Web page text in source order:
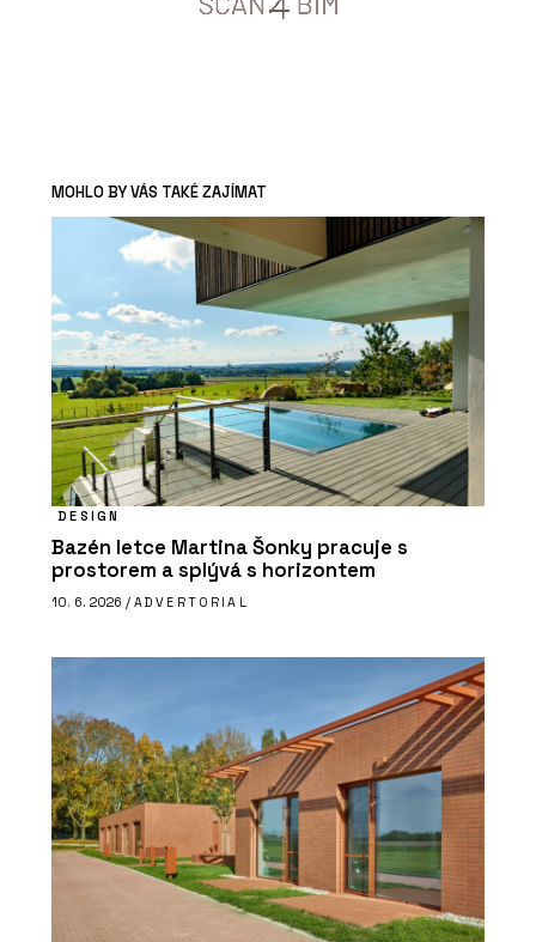
MOHLO BY VÁS TAKÉ ZAJÍMAT
DESIGN
Bazén letce Martina Šonky pracuje s
prostorem a splývá s horizontem
10. 6. 2026 / ADVERTORIAL